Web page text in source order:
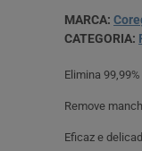
MARCA:
CATEGORIA:
Elimina
Remove
Eficaz e